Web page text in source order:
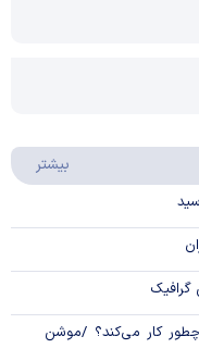
بیشتر
گرافیک
کار می‌کند؟ /موشن